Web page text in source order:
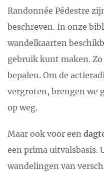
Randonnée Pédestre
beschreven. In onze
wandelkaarten
gebruik kunt maken.
bepalen. Om de
vergroten, brengen we
op weg.
Maar ook voor een
een prima uitvalsbasis.
wandelingen van